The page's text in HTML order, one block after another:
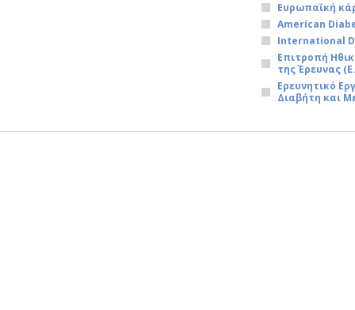
Ευρωπαϊκή
American
International
Επιτροπή
της Έρευνας
Ερευνητικό
Διαβήτη και